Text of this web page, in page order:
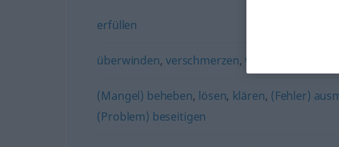
erfüllen
überwinden,verschmerzen,verkraften
(Mangel) beheben, lösen, klären, (Fehler)
(Problem) beseitigen